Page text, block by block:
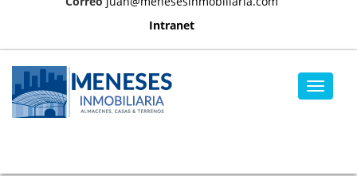
Intranet
Toggle